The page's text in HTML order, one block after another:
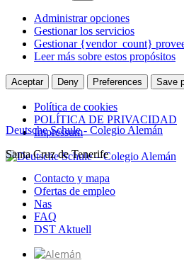
Administrar opciones
Gestionar los servicios
Gestionar {vendor_count}
Leer más sobre estos propósitos
Aceptar Deny Preferences Save
Política de cookies
POLÍTICA DE PRIVACIDAD
Impressum
Ir
contenido
Deutsche Schule - Colegio Alemán
Santa Cruz de Tenerife
Contacto y mapa
Ofertas de empleo
Nas
FAQ
DST Aktuell